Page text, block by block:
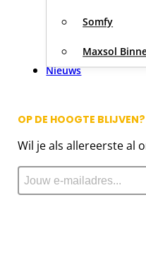
Somfy
Maxsol
Nieuws
OP DE HOOGTE BLIJVEN?
Wil je als allereerste al